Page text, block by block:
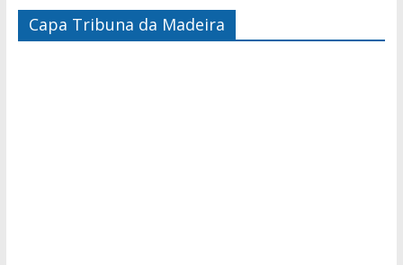
Capa Tribuna da Madeira